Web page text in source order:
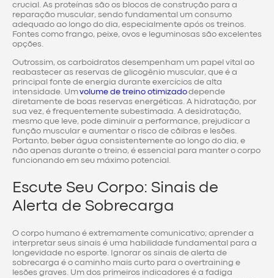
crucial. As proteínas são os blocos de construção para a
reparação muscular, sendo fundamental um consumo
adequado ao longo do dia, especialmente após os treinos.
Fontes como frango, peixe, ovos e leguminosas são excelentes
opções.
Outrossim, os carboidratos desempenham um papel vital ao
reabastecer as reservas de glicogênio muscular, que é a
principal fonte de energia durante exercícios de alta
intensidade. Umvolume de treino otimizadodepende
diretamente de boas reservas energéticas. A hidratação, por
sua vez, é frequentemente subestimada. A desidratação,
mesmo que leve, pode diminuir a performance, prejudicar a
função muscular e aumentar o risco de cãibras e lesões.
Portanto, beber água consistentemente ao longo do dia, e
não apenas durante o treino, é essencial para manter o corpo
funcionando em seu máximo potencial.
Escute Seu Corpo: Sinais de
Alerta de Sobrecarga
O corpo humano é extremamente comunicativo; aprender a
interpretar seus sinais é uma habilidade fundamental para a
longevidade no esporte. Ignorar os sinais de alerta de
sobrecarga é o caminho mais curto para o overtraining e
lesões graves. Um dos primeiros indicadores é a fadiga